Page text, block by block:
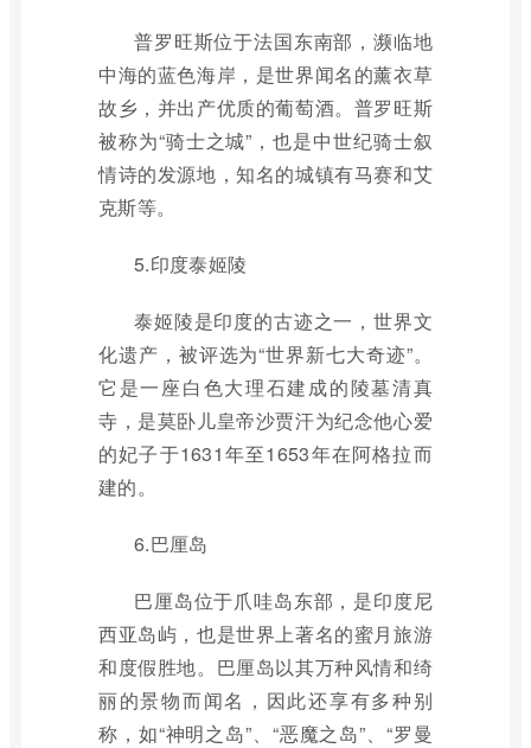
普罗旺斯位于法国东南部，濒临地
中海的蓝色海岸，是世界闻名的薰衣草
故乡，并出产优质的葡萄酒。普罗旺斯
被称为“骑士之城”，也是中世纪骑士叙
情诗的发源地，知名的城镇有马赛和艾
克斯等。
5.印度泰姬陵
泰姬陵是印度的古迹之一，世界文
化遗产，被评选为“世界新七大奇迹”。
它是一座白色大理石建成的陵墓清真
寺，是莫卧儿皇帝沙贾汗为纪念他心爱
的妃子于1631年至1653年在阿格拉而
建的。
6.巴厘岛
巴厘岛位于爪哇岛东部，是印度尼
西亚岛屿，也是世界上著名的蜜月旅游
和度假胜地。巴厘岛以其万种风情和绮
丽的景物而闻名，因此还享有多种别
称，如“神明之岛”、“恶魔之岛”、“罗曼